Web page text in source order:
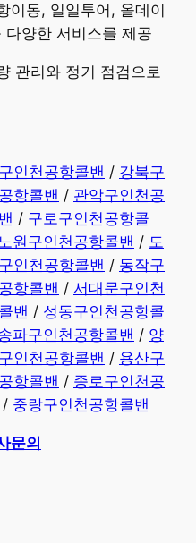
이동, 일일투어, 올데이
양한 서비스를 제공
관리와 정기 점검으로
인천공항콜밴 / 강북구
항콜밴 / 관악구인천공
/ 구로구인천공항콜
노원구인천공항콜밴 / 도
인천공항콜밴 / 동작구
항콜밴 / 서대문구인천
밴 / 성동구인천공항콜
파구인천공항콜밴 / 양
인천공항콜밴 / 용산구
항콜밴 / 종로구인천공
/ 중랑구인천공항콜밴
문의